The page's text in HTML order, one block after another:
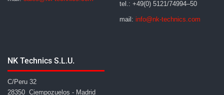
tel.: +49(0) 5121/74994–50
mail: info@nk-technics.com
NK Technics S.L.U.
C/Peru 32
28350 Ciempozuelos - Madrid